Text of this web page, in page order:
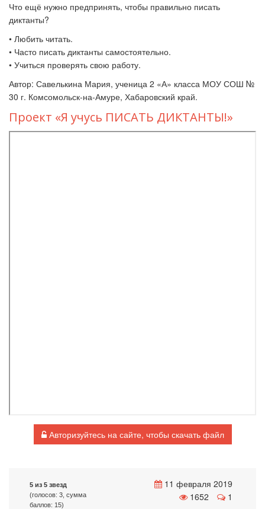
Что ещё нужно предпринять, чтобы правильно писать
диктанты?
• Любить читать.
• Часто писать диктанты самостоятельно.
• Учиться проверять свою работу.
Автор: Савелькина Мария, ученица 2 «А» класса МОУ СОШ №
30 г. Комсомольск-на-Амуре, Хабаровский край.
Проект «Я учусь ПИСАТЬ ДИКТАНТЫ!»
Авторизуйтесь на сайте, чтобы скачать файл
5 из 5 звезд
(голосов: 3, сумма
баллов: 15)
11 февраля 2019
1652
1